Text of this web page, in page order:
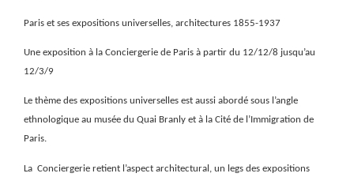
Paris et ses expositions universelles, architectures 1855-1937
Une exposition à la Conciergerie de Paris à partir du 12/12/8 jusqu’au
12/3/9
Le thème des expositions universelles est aussi abordé sous l’angle
ethnologique au musée du Quai Branly et à la Cité de l’Immigration de
Paris.
La Conciergerie retient l’aspect architectural, un legs des expositions